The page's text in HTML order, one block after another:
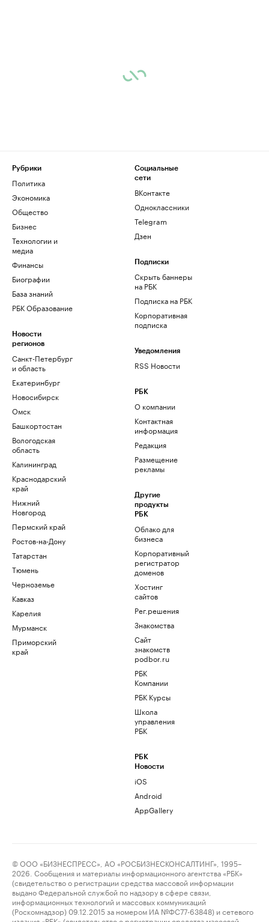
Рубрики
Политика
Экономика
Общество
Бизнес
Технологии и
медиа
Финансы
Биографии
База знаний
РБК Образование
Новости
регионов
Санкт-Петербург
и область
Екатеринбург
Новосибирск
Омск
Башкортостан
Вологодская
область
Калининград
Краснодарский
край
Нижний
Новгород
Пермский край
Ростов-на-Дону
Татарстан
Тюмень
Черноземье
Кавказ
Карелия
Мурманск
Приморский
край
Социальные
сети
ВКонтакте
Одноклассники
Telegram
Дзен
Подписки
Скрыть баннеры
на РБК
Подписка на РБК
Корпоративная
подписка
Уведомления
RSS Новости
РБК
О компании
Контактная
информация
Редакция
Размещение
рекламы
Другие
продукты
РБК
Облако для
бизнеса
Корпоративный
регистратор
доменов
Хостинг
сайтов
Рег.решения
Знакомства
Сайт
знакомств
podbor.ru
РБК
Компании
РБК Курсы
Школа
управления
РБК
РБК
Новости
iOS
Android
AppGallery
© ООО «БИЗНЕСПРЕСС», АО «РОСБИЗНЕСКОНСАЛТИНГ», 1995–
2026. Сообщения и материалы информационного агентства «РБК»
(свидетельство о регистрации средства массовой информации
выдано Федеральной службой по надзору в сфере связи,
информационных технологий и массовых коммуникаций
(Роскомнадзор) 09.12.2015 за номером ИА №ФС77-63848) и сетевого